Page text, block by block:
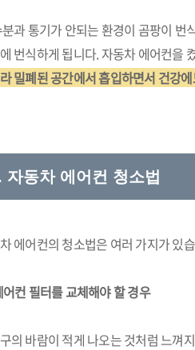
과 통기가 안되는 환경이 곰팡이 번
번식하게 됩니다. 자동차 에어컨을
밀폐된 공간에서 흡입하면서 건강
자동차 에어컨 청소법
에어컨의 청소법은 여러 가지가 있
어컨 필터를 교체해야 할 경우
의 바람이 적게 나오는 것처럼 느껴